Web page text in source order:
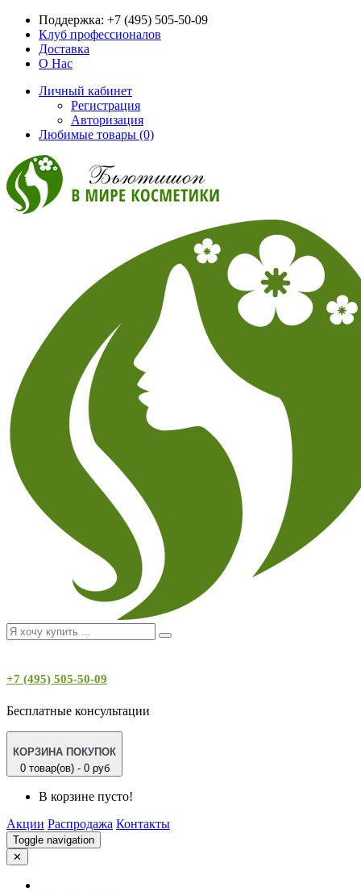
Поддержка: +7 (495) 505-50-09
Клуб профессионалов
Доставка
О Нас
Личный кабинет
Регистрация
Авторизация
Любимые товары (0)
+7 (495) 505-50-09
Бесплатные консультации
КОРЗИНА ПОКУПОК
0 товар(ов) - 0 руб
В корзине пусто!
Акции Распродажа Контакты
Toggle navigation
✕